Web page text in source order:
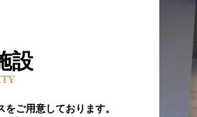
設
ご用意しております。